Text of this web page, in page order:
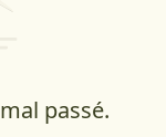
passé.